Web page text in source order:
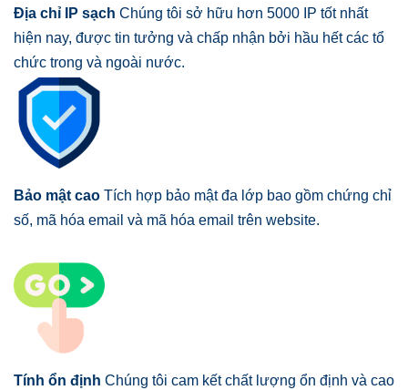
Địa chỉ IP sạch Chúng tôi sở hữu hơn 5000 IP tốt nhất
hiện nay, được tin tưởng và chấp nhận bởi hầu hết các tổ
chức trong và ngoài nước.
Bảo mật cao Tích hợp bảo mật đa lớp bao gồm chứng chỉ
số, mã hóa email và mã hóa email trên website.
Tính ổn định Chúng tôi cam kết chất lượng ổn định và cao